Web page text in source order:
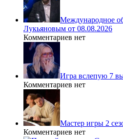
Международное
Лукьяновым от 08.08.2026
Комментариев нет
Игра вслепую 7
Комментариев нет
Мастер игры 2
Комментариев нет